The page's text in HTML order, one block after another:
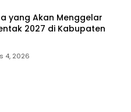
yang Akan Menggelar
2027 di Kabupaten
4, 2026